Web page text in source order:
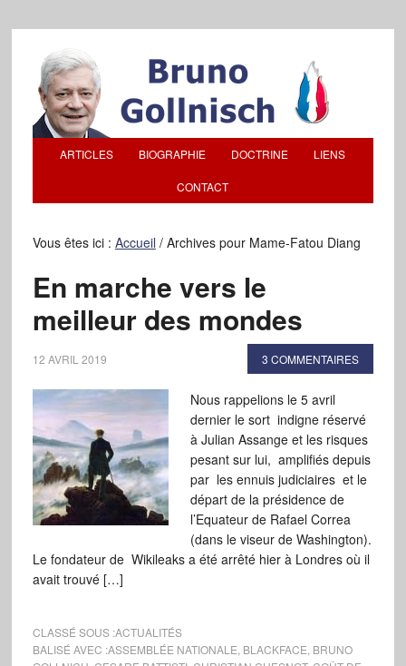
ARTICLES BIOGRAPHIE DOCTRINE LIENS
CONTACT
Vous êtes ici : Accueil /Archives pour Mame-Fatou Diang
En marche vers le
meilleur des mondes
12 AVRIL 2019 3 COMMENTAIRES
Nous rappelions le 5 avril
dernier le sort indigne réservé
à Julian Assange et les risques
pesant sur lui, amplifiés depuis
par les ennuis judiciaires et le
départ de la présidence de
l’Equateur de Rafael Correa
(dans le viseur de Washington).
Le fondateur de Wikileaks a été arrêté hier à Londres où il
avait trouvé […]
CLASSÉ SOUS :ACTUALITÉS
BALISÉ AVEC :ASSEMBLÉE NATIONALE BLACKFACE BRUNO